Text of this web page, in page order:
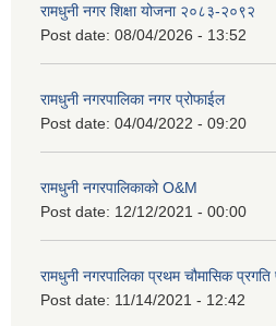
रामधुनी नगर शिक्षा योजना २०८३-२०९२
Post date: 08/04/2026 - 13:52
रामधुनी नगरपालिका नगर प्रोफाईल
Post date: 04/04/2022 - 09:20
रामधुनी नगरपालिकाको O&M
Post date: 12/12/2021 - 00:00
रामधुनी नगरपालिका प्रथम चौमासिक
Post date: 11/14/2021 - 12:42